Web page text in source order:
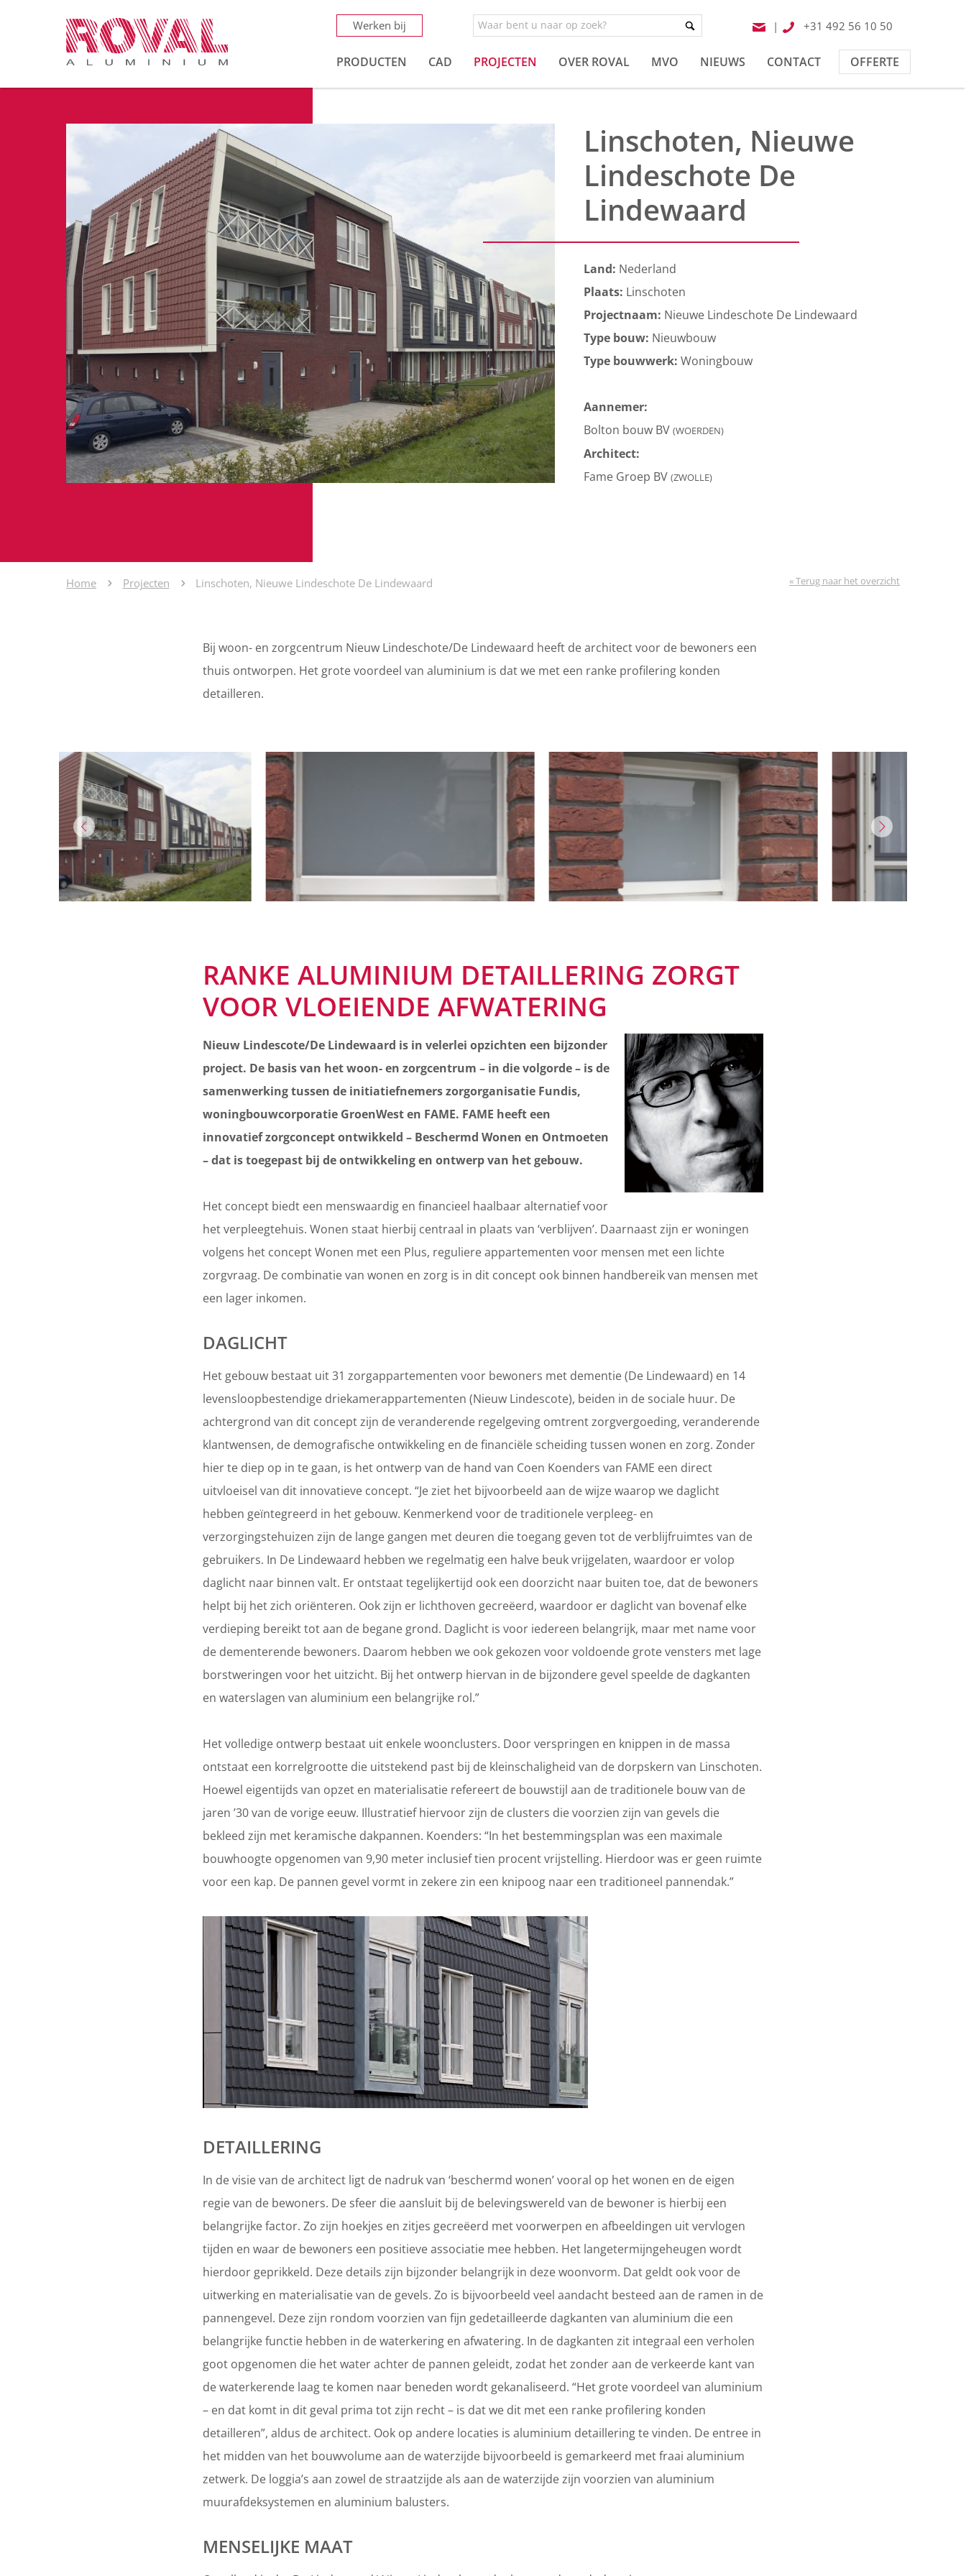
Werken bij | +31 492 56 10 50
PRODUCTEN CAD PROJECTEN OVER ROVAL MVO NIEUWS CONTACT OFFERTE
Linschoten, Nieuwe
Lindeschote De
Lindewaard
Land: Nederland
Plaats: Linschoten
Projectnaam: Nieuwe Lindeschote De Lindewaard
Type bouw: Nieuwbouw
Type bouwwerk: Woningbouw
Aannemer:
Bolton bouw BV (WOERDEN)
Architect:
Fame Groep BV (ZWOLLE)
Home Projecten Linschoten, Nieuwe Lindeschote De Lindewaard « Terug naar het overzicht
Bij woon- en zorgcentrum Nieuw Lindeschote/De Lindewaard heeft de architect voor de bewoners een
thuis ontworpen. Het grote voordeel van aluminium is dat we met een ranke profilering konden
detailleren.
RANKE ALUMINIUM DETAILLERING ZORGT
VOOR VLOEIENDE AFWATERING
Nieuw Lindescote/De Lindewaard is in velerlei opzichten een bijzonder
project. De basis van het woon- en zorgcentrum – in die volgorde – is de
samenwerking tussen de initiatiefnemers zorgorganisatie Fundis,
woningbouwcorporatie GroenWest en FAME. FAME heeft een
innovatief zorgconcept ontwikkeld – Beschermd Wonen en Ontmoeten
– dat is toegepast bij de ontwikkeling en ontwerp van het gebouw.
Het concept biedt een menswaardig en financieel haalbaar alternatief voor
het verpleegtehuis. Wonen staat hierbij centraal in plaats van ‘verblijven’. Daarnaast zijn er woningen
volgens het concept Wonen met een Plus, reguliere appartementen voor mensen met een lichte
zorgvraag. De combinatie van wonen en zorg is in dit concept ook binnen handbereik van mensen met
een lager inkomen.
DAGLICHT
Het gebouw bestaat uit 31 zorgappartementen voor bewoners met dementie (De Lindewaard) en 14
levensloopbestendige driekamerappartementen (Nieuw Lindescote), beiden in de sociale huur. De
achtergrond van dit concept zijn de veranderende regelgeving omtrent zorgvergoeding, veranderende
klantwensen, de demografische ontwikkeling en de financiële scheiding tussen wonen en zorg. Zonder
hier te diep op in te gaan, is het ontwerp van de hand van Coen Koenders van FAME een direct
uitvloeisel van dit innovatieve concept. “Je ziet het bijvoorbeeld aan de wijze waarop we daglicht
hebben geïntegreerd in het gebouw. Kenmerkend voor de traditionele verpleeg- en
verzorgingstehuizen zijn de lange gangen met deuren die toegang geven tot de verblijfruimtes van de
gebruikers. In De Lindewaard hebben we regelmatig een halve beuk vrijgelaten, waardoor er volop
daglicht naar binnen valt. Er ontstaat tegelijkertijd ook een doorzicht naar buiten toe, dat de bewoners
helpt bij het zich oriënteren. Ook zijn er lichthoven gecreëerd, waardoor er daglicht van bovenaf elke
verdieping bereikt tot aan de begane grond. Daglicht is voor iedereen belangrijk, maar met name voor
de dementerende bewoners. Daarom hebben we ook gekozen voor voldoende grote vensters met lage
borstweringen voor het uitzicht. Bij het ontwerp hiervan in de bijzondere gevel speelde de dagkanten
en waterslagen van aluminium een belangrijke rol.”
Het volledige ontwerp bestaat uit enkele woonclusters. Door verspringen en knippen in de massa
ontstaat een korrelgrootte die uitstekend past bij de kleinschaligheid van de dorpskern van Linschoten.
Hoewel eigentijds van opzet en materialisatie refereert de bouwstijl aan de traditionele bouw van de
jaren ’30 van de vorige eeuw. Illustratief hiervoor zijn de clusters die voorzien zijn van gevels die
bekleed zijn met keramische dakpannen. Koenders: “In het bestemmingsplan was een maximale
bouwhoogte opgenomen van 9,90 meter inclusief tien procent vrijstelling. Hierdoor was er geen ruimte
voor een kap. De pannen gevel vormt in zekere zin een knipoog naar een traditioneel pannendak.”
DETAILLERING
In de visie van de architect ligt de nadruk van ‘beschermd wonen’ vooral op het wonen en de eigen
regie van de bewoners. De sfeer die aansluit bij de belevingswereld van de bewoner is hierbij een
belangrijke factor. Zo zijn hoekjes en zitjes gecreëerd met voorwerpen en afbeeldingen uit vervlogen
tijden en waar de bewoners een positieve associatie mee hebben. Het langetermijngeheugen wordt
hierdoor geprikkeld. Deze details zijn bijzonder belangrijk in deze woonvorm. Dat geldt ook voor de
uitwerking en materialisatie van de gevels. Zo is bijvoorbeeld veel aandacht besteed aan de ramen in de
pannengevel. Deze zijn rondom voorzien van fijn gedetailleerde dagkanten van aluminium die een
belangrijke functie hebben in de waterkering en afwatering. In de dagkanten zit integraal een verholen
goot opgenomen die het water achter de pannen geleidt, zodat het zonder aan de verkeerde kant van
de waterkerende laag te komen naar beneden wordt gekanaliseerd. “Het grote voordeel van aluminium
– en dat komt in dit geval prima tot zijn recht – is dat we dit met een ranke profilering konden
detailleren”, aldus de architect. Ook op andere locaties is aluminium detaillering te vinden. De entree in
het midden van het bouwvolume aan de waterzijde bijvoorbeeld is gemarkeerd met fraai aluminium
zetwerk. De loggia’s aan zowel de straatzijde als aan de waterzijde zijn voorzien van aluminium
muurafdeksystemen en aluminium balusters.
MENSELIJKE MAAT